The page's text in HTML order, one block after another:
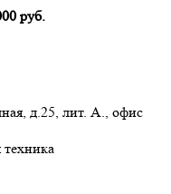
руб.
д.25, лит. А., офис
техника